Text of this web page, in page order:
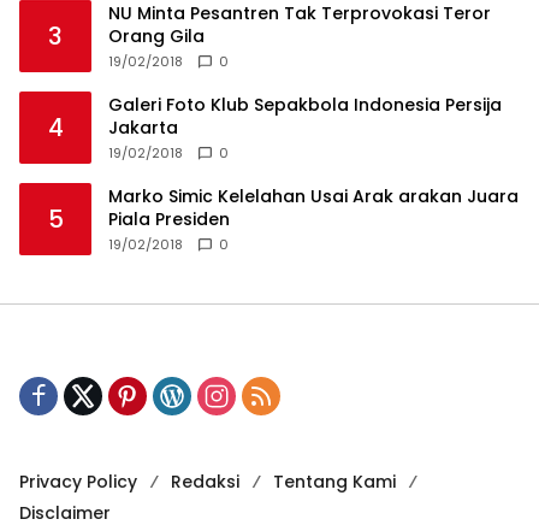
3
NU Minta Pesantren Tak Terprovokasi Teror
Orang Gila
19/02/2018 0
4
Galeri Foto Klub Sepakbola Indonesia Persija
Jakarta
19/02/2018 0
5
Marko Simic Kelelahan Usai Arak arakan Juara
Piala Presiden
19/02/2018 0
Privacy Policy Redaksi
Tentang Kami
Disclaimer